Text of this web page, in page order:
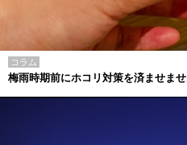
コラム
梅雨時期前にホコリ対策を済ませませ